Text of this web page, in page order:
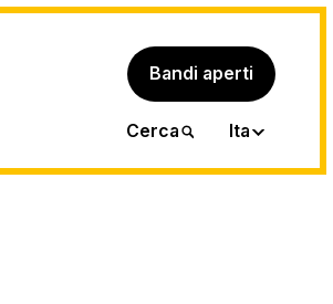
Bandi aperti
Cerca ItaEng